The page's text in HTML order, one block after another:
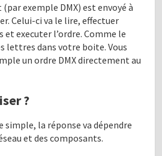
exemple DMX) est envoyé à
Celui-ci va le lire, effectuer
executer l’ordre. Comme le
lettres dans votre boite. Vous
un ordre DMX directement au
?
simple, la réponse va dépendre
et des composants.